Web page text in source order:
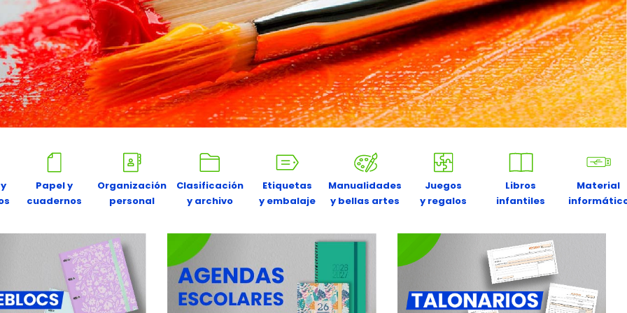
Papel y
cuadernos
Organización
personal
Clasificación
y archivo
Etiquetas
y embalaje
Manualidades
y bellas artes
Juegos
y regalos
Libros
infantiles
Material